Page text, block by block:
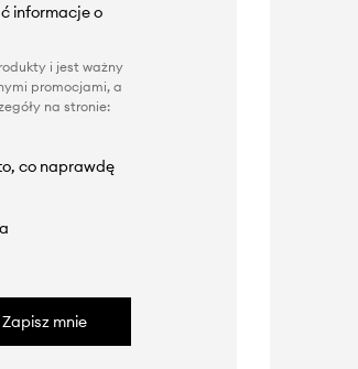
informacje o
i jest ważny
promocjami, a
na stronie:
co naprawdę
Zapisz mnie